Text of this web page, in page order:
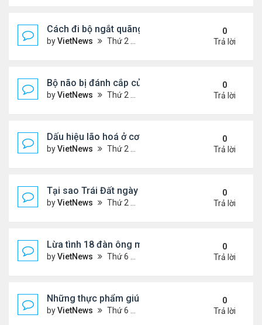
Cách đi bộ ngắt quãng giúp giảm cân
byVietNews Thứ 2 Tháng 8 08, 2022 1:34 pm
0
Trả lời
Bộ não bị đánh cắp của Einstein
byVietNews Thứ 2 Tháng 8 08, 2022 1:29 pm
0
Trả lời
Dấu hiệu lão hoá ở cơ quan sinh dục nam
byVietNews Thứ 2 Tháng 8 08, 2022 12:21 pm
0
Trả lời
Tại sao Trái Đất ngày càng rời xa Mặt Trời?
byVietNews Thứ 2 Tháng 8 08, 2022 12:00 pm
0
Trả lời
Lừa tình 18 đàn ông một lúc
byVietNews Thứ 6 Tháng 8 05, 2022 4:18 pm
0
Trả lời
Những thực phẩm giúp giảm mỡ bụng
byVietNews Thứ 6 Tháng 8 05, 2022 3:08 pm
0
Trả lời